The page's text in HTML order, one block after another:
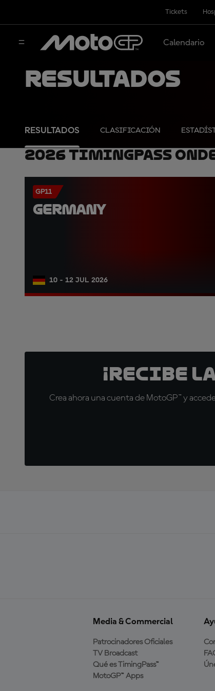
Tickets
Calendario
Resultados
RESULTADOS CLASIFICACIÓN
2026 TimingPass
GP11
GERMANY
10 - 12 JUL 2026
¡Recibe
Crea ahora una cuenta de MotoGP™ y
Media & Commercial
Patrocinadores Oficiales
TV Broadcast
Qué es TimingPass™
MotoGP™ Apps